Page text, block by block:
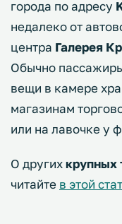
города по адресу
недалеко от
центра Галерея
Обычно
вещи в камере
магазинам
или на лавочке у
О другихкрупных
читайте в этой